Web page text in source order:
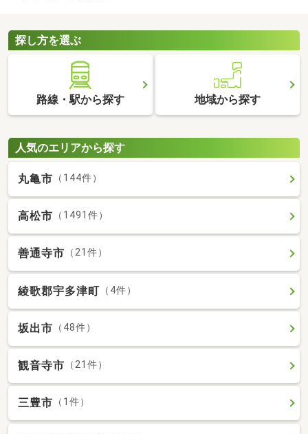
探し方を選ぶ
路線・駅から探す 地域から探す
人気のエリアから探す
丸亀市 （144件）
高松市 （1491件）
善通寺市 （21件）
綾歌郡宇多津町 （4件）
坂出市 （48件）
観音寺市 （21件）
三豊市 （1件）